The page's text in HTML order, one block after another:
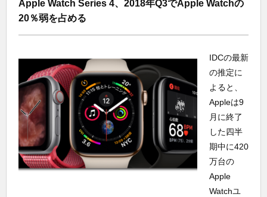
Apple Watch Series 4、2018年Q3でApple Watchの
20％弱を占める
IDCの最新
の推定に
よると、
Appleは9
月に終了
した四半
期中に420
万台の
Apple
Watchユ